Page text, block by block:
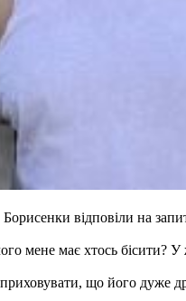
Борисенки відповіли на
мене має хтось бісити?
що його дуже